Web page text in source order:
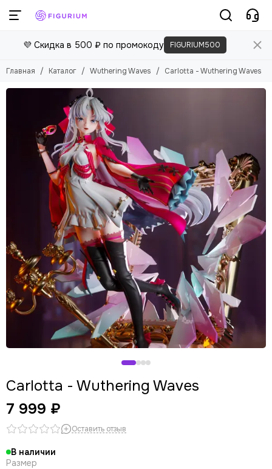
💜 Скидка в 500 ₽ по промокоду FIGURIUM500
Главная Каталог Wuthering Waves Carlotta - Wuthering Waves
Carlotta - Wuthering Waves
7 999 ₽
Оставить отзыв
В наличии
Размер